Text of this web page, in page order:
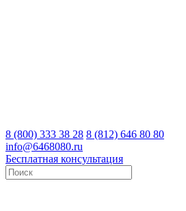
8 (800) 333 38 28 8 (812) 646 80 80
info@6468080.ru
Бесплатная консультация